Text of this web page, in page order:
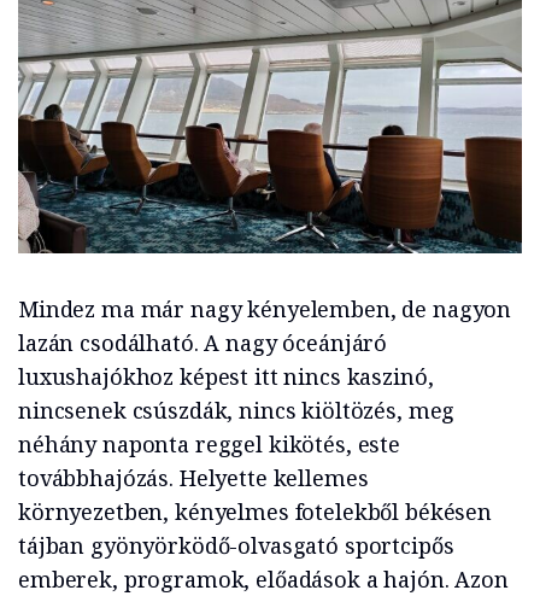
Mindez ma már nagy kényelemben, de nagyon
lazán csodálható. A nagy óceánjáró
luxushajókhoz képest itt nincs kaszinó,
nincsenek csúszdák, nincs kiöltözés, meg
néhány naponta reggel kikötés, este
továbbhajózás. Helyette kellemes
környezetben, kényelmes fotelekből békésen
tájban gyönyörködő-olvasgató sportcipős
emberek, programok, előadások a hajón. Azon